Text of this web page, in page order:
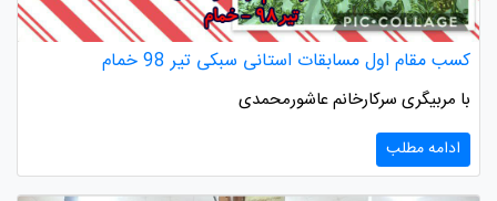
کسب مقام اول مسابقات استانی سبکی تیر 98 خمام
با مربیگری سرکارخانم عاشورمحمدی
ادامه مطلب